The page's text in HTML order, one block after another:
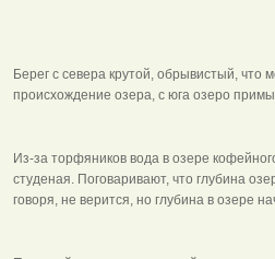
Берег с севера крутой, обрывистый, что
происхождение озера, с юга озеро
Из-за торфяников вода в озере
студеная. Поговаривают, что глубина
говоря, не верится, но глубина в